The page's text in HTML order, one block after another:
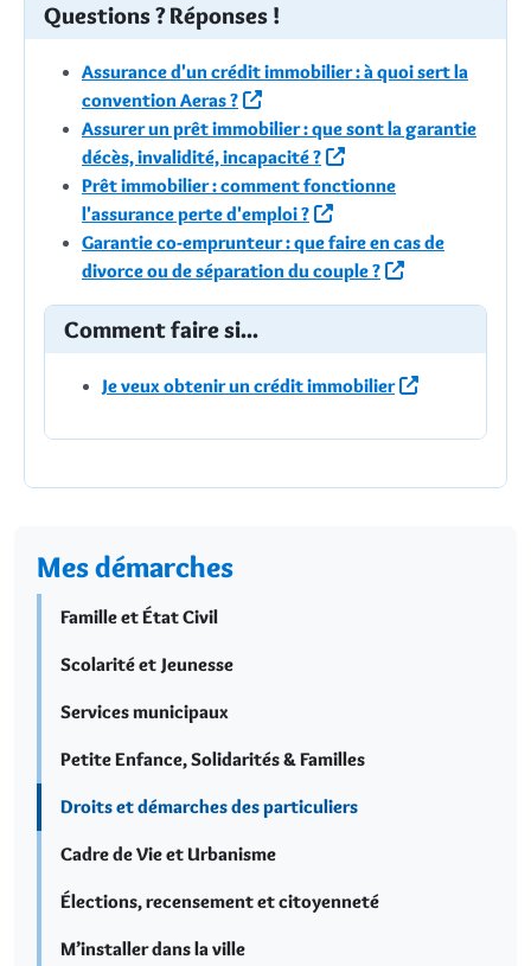
Questions ? Réponses !
Assurance d'un crédit immobilier : à quoi sert la
convention Aeras ?
Assurer un prêt immobilier : que sont la garantie
décès, invalidité, incapacité ?
Prêt immobilier : comment fonctionne
l'assurance perte d'emploi ?
Garantie co-emprunteur : que faire en cas de
divorce ou de séparation du couple ?
Comment faire si...
Je veux obtenir un crédit immobilier
Mes démarches
Famille et État Civil
Scolarité et Jeunesse
Services municipaux
Petite Enfance, Solidarités & Familles
Droits et démarches des particuliers
Cadre de Vie et Urbanisme
Élections, recensement et citoyenneté
M’installer dans la ville